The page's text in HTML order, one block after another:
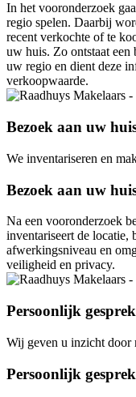
In het vooronderzoek
regio spelen. Daarbij
recent verkochte of te
uw huis. Zo ontstaat een
uw regio en dient deze
verkoopwaarde.
Bezoek aan uw
We inventariseren en
Bezoek aan uw
Na een vooronderzoek
inventariseert de locatie,
afwerkingsniveau en
veiligheid en privacy.
Persoonlijk gesprek
Wij geven u inzicht door
Persoonlijk gesprek